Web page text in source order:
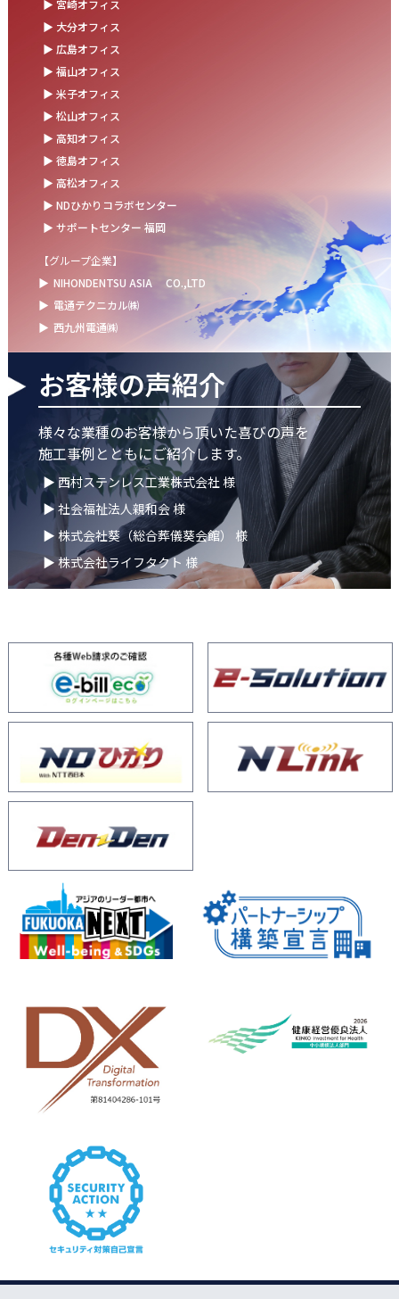
お盆の休業に伴うお知らせ
2025.07.11
事務部会＆懇親会を開催しました！
2025.06.27
＼新卒第9期生 辞令交付式を開催しました／
ウォーターサーバー設置完了！～健康経営の取組み～
▶ 宮崎オフィス
▶ 大分オフィス
▶ 広島オフィス
▶ 福山オフィス
▶ 米子オフィス
▶ 松山オフィス
▶ 高知オフィス
▶ 徳島オフィス
▶ 高松オフィス
▶ NDひかりコラボセンター
▶ サポートセンター 福岡
【グループ企業】
▶ NIHONDENTSU ASIA CO.,LTD
▶ 電通テクニカル㈱
▶ 西九州電通㈱
お客様の声紹介
様々な業種のお客様から頂いた喜びの声を
施工事例とともにご紹介します。
▶ 西村ステンレス工業株式会社 様
▶ 社会福祉法人親和会 様
▶ 株式会社葵（総合葬儀葵会館） 様
▶ 株式会社ライフタクト 様